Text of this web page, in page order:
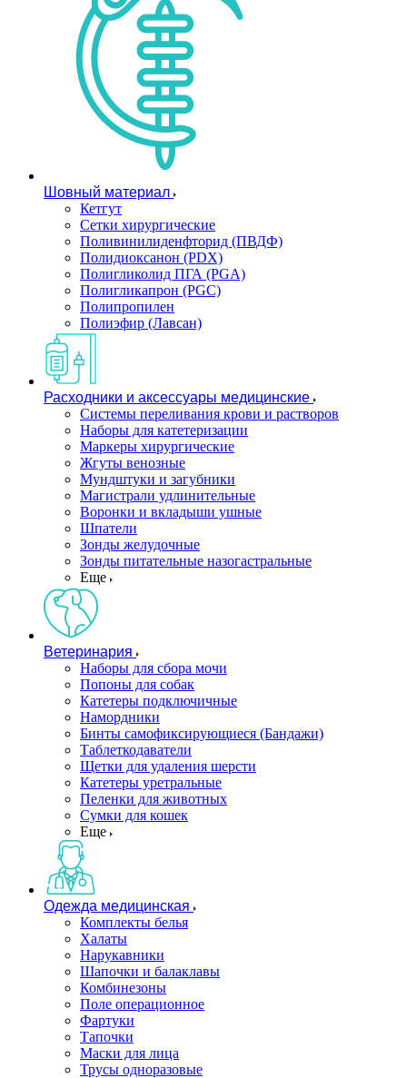
Шовный материал
Кетгут
Сетки хирургические
Поливинилиденфторид (ПВДФ)
Полидиоксанон (PDX)
Полигликолид ПГА (PGA)
Полигликапрон (PGC)
Полипропилен
Полиэфир (Лавсан)
Расходники и аксессуары медицинские
Системы переливания крови и растворов
Наборы для катетеризации
Маркеры хирургические
Жгуты венозные
Мундштуки и загубники
Магистрали удлинительные
Воронки и вкладыши ушные
Шпатели
Зонды желудочные
Зонды питательные назогастральные
Еще
Ветеринария
Наборы для сбора мочи
Попоны для собак
Катетеры подключичные
Намордники
Бинты самофиксирующиеся (Бандажи)
Таблеткодаватели
Щетки для удаления шерсти
Катетеры уретральные
Пеленки для животных
Сумки для кошек
Еще
Одежда медицинская
Комплекты белья
Халаты
Нарукавники
Шапочки и балаклавы
Комбинезоны
Поле операционное
Фартуки
Тапочки
Маски для лица
Трусы одноразовые